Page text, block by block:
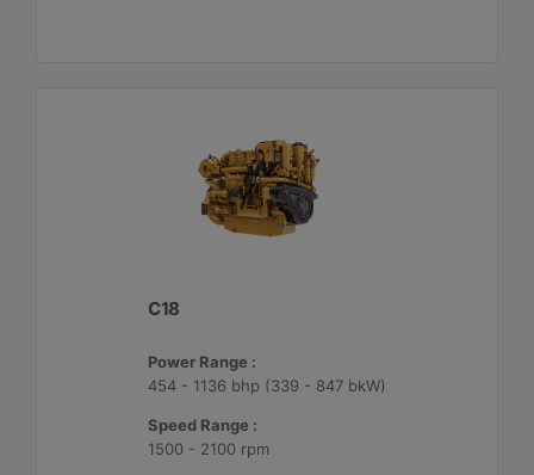
C18
Power Range :
454 - 1136 bhp (339 - 847 bkW)
Speed Range :
1500 - 2100 rpm